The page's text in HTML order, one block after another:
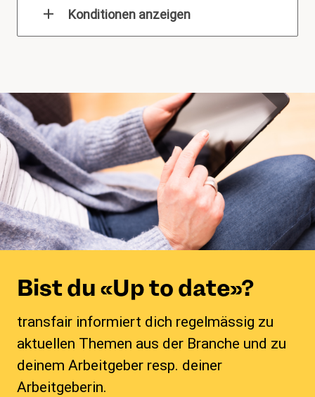
Konditionen anzeigen
Bist du «Up to date»?
transfair informiert dich regelmässig zu
aktuellen Themen aus der Branche und zu
deinem Arbeitgeber resp. deiner
Arbeitgeberin.